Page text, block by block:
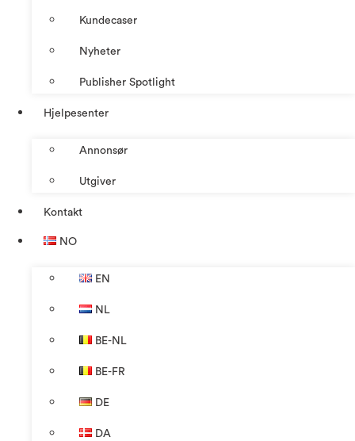
Kundecaser
Nyheter
Publisher Spotlight
Hjelpesenter
Annonsør
Utgiver
Kontakt
NO
EN
NL
BE-NL
BE-FR
DE
DA